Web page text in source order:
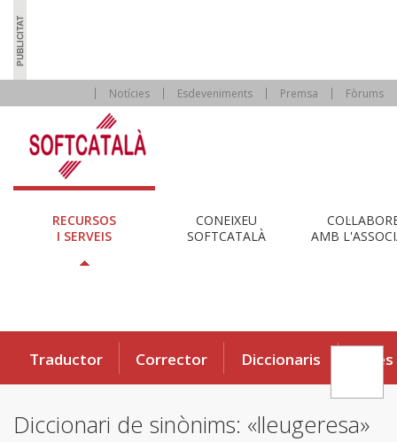
Notícies Esdeveniments Premsa Fòrums
RECURSOS
I SERVEIS
CONEIXEU
SOFTCATALÀ
AMB
Traductor Corrector Diccionaris Eines
Diccionari de sinònims: «lleugeresa»